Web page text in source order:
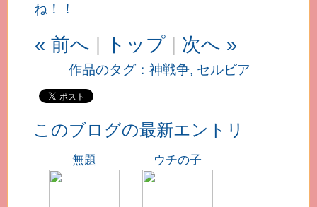
ね！！
« 前へ トップ 次へ »
作品のタグ：神戦争, セルビア
このブログの最新エントリ
無題 ウチの子